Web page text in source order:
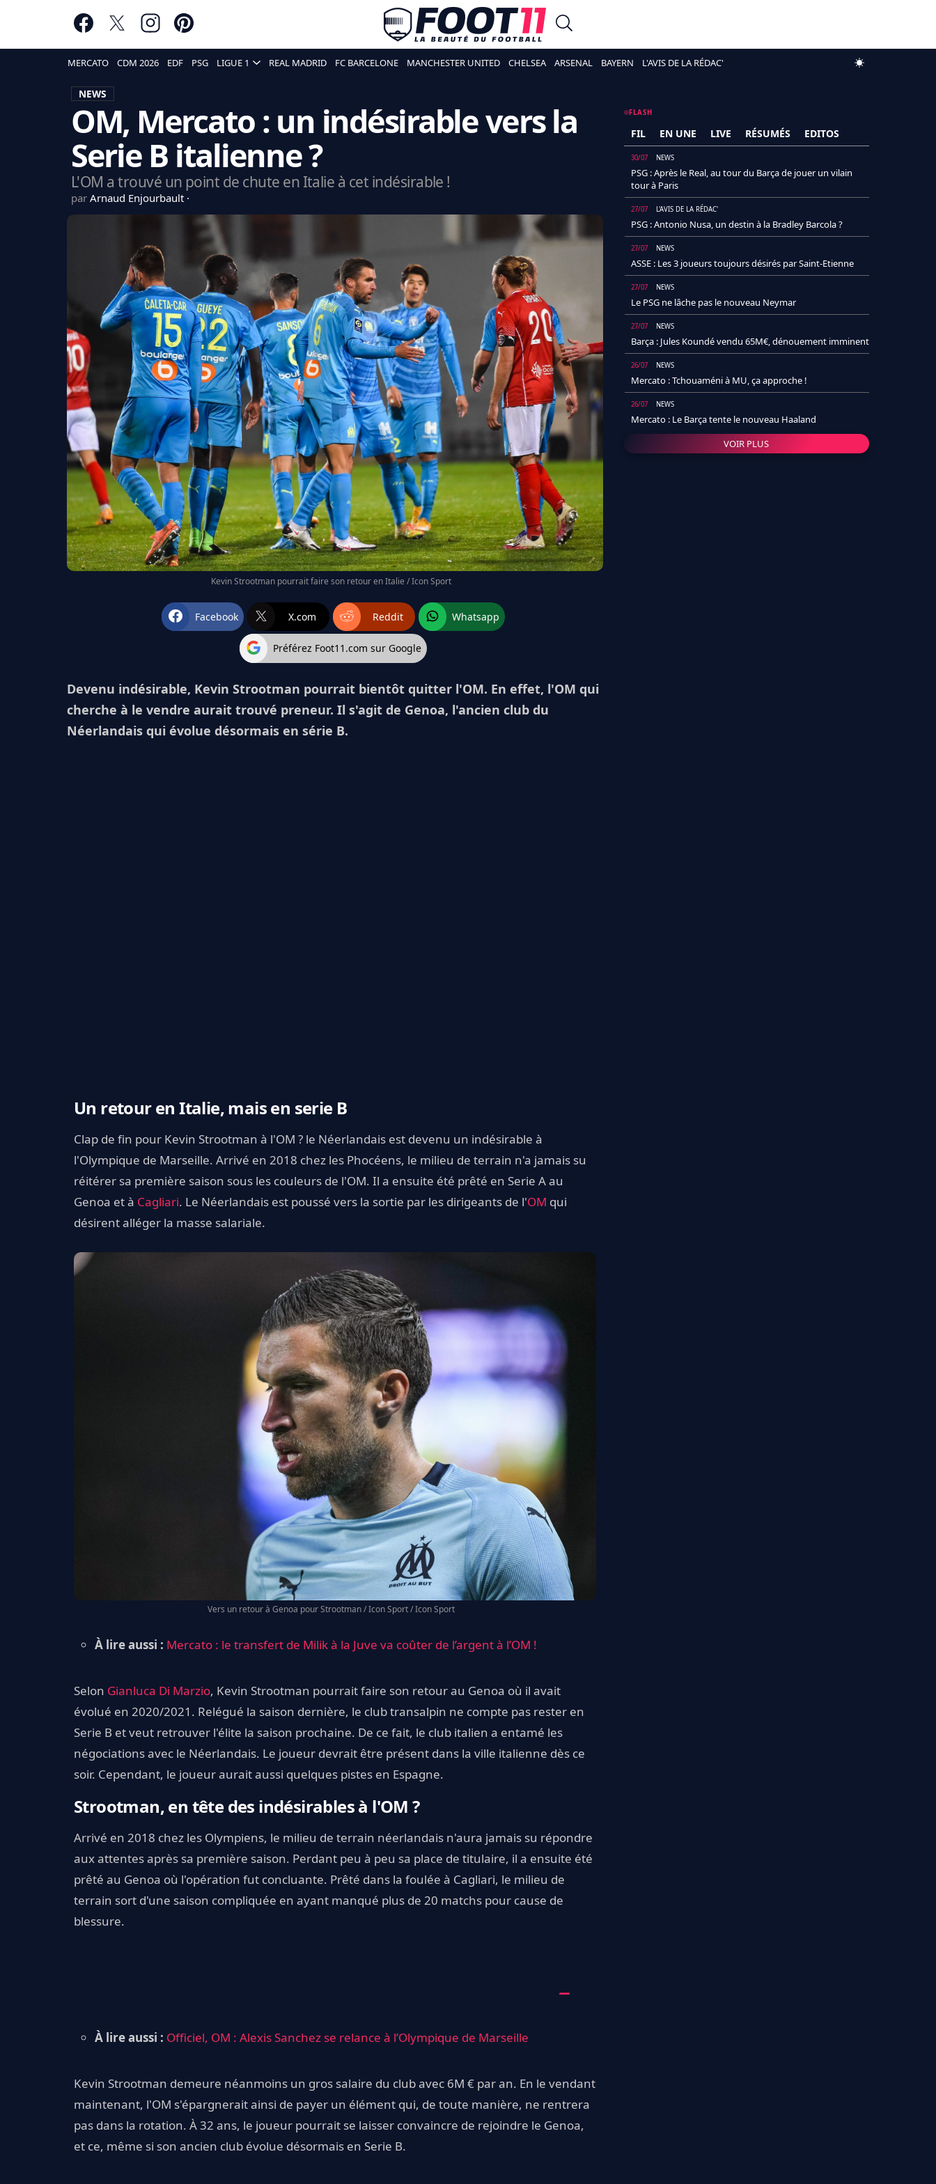
MERCATO CDM 2026 EDF PSG LIGUE 1 REAL MADRID FC BARCELONE MANCHESTER UNITED CHELSEA ARSENAL BAYERN L'AVIS DE LA RÉDAC'
NEWS
OM, Mercato : un indésirable vers la
Serie B italienne ?
L'OM a trouvé un point de chute en Italie à cet indésirable !
par Arnaud Enjourbault
Kevin Strootman pourrait faire son retour en Italie / Icon Sport
Facebook X.com Reddit Whatsapp
Préférez Foot11.com sur Google
Devenu indésirable, Kevin Strootman pourrait bientôt quitter l'OM. En effet, l'OM qui
cherche à le vendre aurait trouvé preneur. Il s'agit de Genoa, l'ancien club du
Néerlandais qui évolue désormais en série B.
Un retour en Italie, mais en serie B
Clap de fin pour Kevin Strootman à l'OM ? le Néerlandais est devenu un indésirable à
l'Olympique de Marseille. Arrivé en 2018 chez les Phocéens, le milieu de terrain n'a jamais su
réitérer sa première saison sous les couleurs de l'OM. Il a ensuite été prêté en Serie A au
Genoa et à Cagliari. Le Néerlandais est poussé vers la sortie par les dirigeants de l'OM qui
désirent alléger la masse salariale.
Vers un retour à Genoa pour Strootman / Icon Sport / Icon Sport
À lire aussi : Mercato : le transfert de Milik à la Juve va coûter de l’argent à l’OM !
Selon Gianluca Di Marzio, Kevin Strootman pourrait faire son retour au Genoa où il avait
évolué en 2020/2021. Relégué la saison dernière, le club transalpin ne compte pas rester en
Serie B et veut retrouver l'élite la saison prochaine. De ce fait, le club italien a entamé les
négociations avec le Néerlandais. Le joueur devrait être présent dans la ville italienne dès ce
soir. Cependant, le joueur aurait aussi quelques pistes en Espagne.
Strootman, en tête des indésirables à l'OM ?
Arrivé en 2018 chez les Olympiens, le milieu de terrain néerlandais n'aura jamais su répondre
aux attentes après sa première saison. Perdant peu à peu sa place de titulaire, il a ensuite été
prêté au Genoa où l'opération fut concluante. Prêté dans la foulée à Cagliari, le milieu de
terrain sort d'une saison compliquée en ayant manqué plus de 20 matchs pour cause de
blessure.
À lire aussi : Officiel, OM : Alexis Sanchez se relance à l’Olympique de Marseille
Kevin Strootman demeure néanmoins un gros salaire du club avec 6M € par an. En le vendant
maintenant, l'OM s'épargnerait ainsi de payer un élément qui, de toute manière, ne rentrera
pas dans la rotation. À 32 ans, le joueur pourrait se laisser convaincre de rejoindre le Genoa,
et ce, même si son ancien club évolue désormais en Serie B.
FLASH
FIL EN UNE LIVE RÉSUMÉS EDITOS
30/07 NEWS
PSG : Après le Real, au tour du Barça de jouer un vilain
tour à Paris
27/07 L'AVIS DE LA RÉDAC'
PSG : Antonio Nusa, un destin à la Bradley Barcola ?
27/07 NEWS
ASSE : Les 3 joueurs toujours désirés par Saint-Etienne
27/07 NEWS
Le PSG ne lâche pas le nouveau Neymar
27/07 NEWS
Barça : Jules Koundé vendu 65M€, dénouement imminent
26/07 NEWS
Mercato : Tchouaméni à MU, ça approche !
26/07 NEWS
Mercato : Le Barça tente le nouveau Haaland
VOIR PLUS